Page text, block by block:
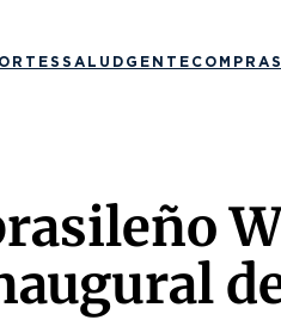
SALUD GENTE COMPRAS